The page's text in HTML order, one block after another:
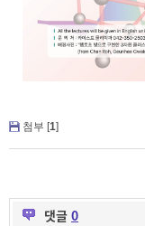
첨부 [1]
댓글 0